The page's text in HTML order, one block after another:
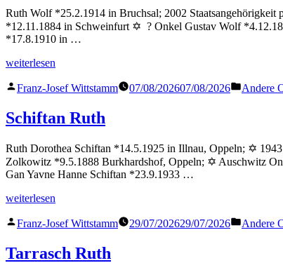
Ruth Wolf *25.2.1914 in Bruchsal; 2002
*12.11.1884 in Schweinfurt ✡ ? Onkel Gustav Wolf
*17.8.1910 in …
„Wolf
weiterlesen
Veröffentlicht
Franz-Josef Wittstamm 07/08/202607/08/2026 Andere
Schiftan Ruth
Ruth Dorothea Schiftan *14.5.1925 in Illnau, Oppeln; ✡
Zolkowitz *9.5.1888 Burkhardshof, Oppeln; ✡ Auschwitz
Gan Yavne Hanne Schiftan *23.9.1933 …
„Schiftan
weiterlesen
Veröffentlicht
Franz-Josef Wittstamm 29/07/202629/07/2026 Andere
Tarrasch Ruth